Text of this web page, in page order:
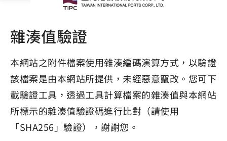
雜湊值驗證
本網站之附件檔案使用雜湊編碼演算方式，以驗證
該檔案是由本網站所提供，未經惡意竄改。您可下
載驗證工具，透過工具計算檔案的雜湊值與本網站
所標示的雜湊值驗證碼進行比對（請使用
「SHA256」驗證），謝謝您。